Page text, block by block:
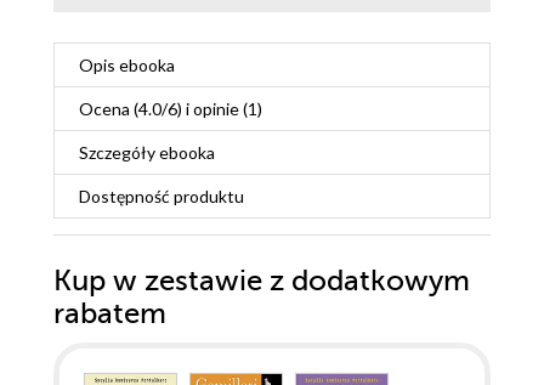
Opis ebooka
Ocena (4.0/6) i opinie (1)
Szczegółyebooka
Dostępność produktu
Kup w zestawie z dodatkowym
rabatem